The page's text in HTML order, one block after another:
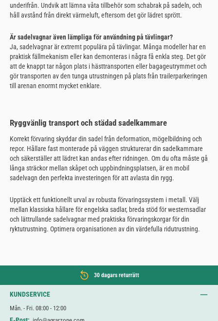
underifrån. Undvik att lämna våta tillbehör som schabrak på sadeln, och
håll avstånd från direkt värmeluft, eftersom det gör lädret sprött.
Är sadelvagnar även lämpliga för användning på tävlingar?
Ja, sadelvagnar är extremt populära på tävlingar. Många modeller har en
praktisk fällmekanism eller kan demonteras i några få enkla steg. Det gör
att de knappt tar någon plats i hästtransporten eller bagageutrymmet och
gör transporten av den tunga utrustningen på plats från trailerparkeringen
till arenan enormt mycket enklare.
Ryggvänlig transport och städad sadelkammare
Korrekt förvaring skyddar din sadel från deformation, mögelbildning och
repor. Hållare fast monterade på väggen strukturerar din sadelkammare
och säkerställer att lädret kan andas efter ridningen. Om du ofta måste gå
långa sträckor mellan skåpet och uppbindningsplatsen, är en mobil
sadelvagn den perfekta investeringen för att avlasta din rygg.
Upptäck ett funktionellt urval av robusta förvaringssystem i metall. Välj
mellan klassiska hållare för engelska sadlar, breda stöd för westernsadlar
och lättrullande sadelvagnar med praktiska förvaringskorgar för din
ryktutrustning. Optimera organisationen av din värdefulla ridutrustning.
30 dagars returrätt
KUNDSERVICE
Mån. - Fri. 08:00 - 12:00